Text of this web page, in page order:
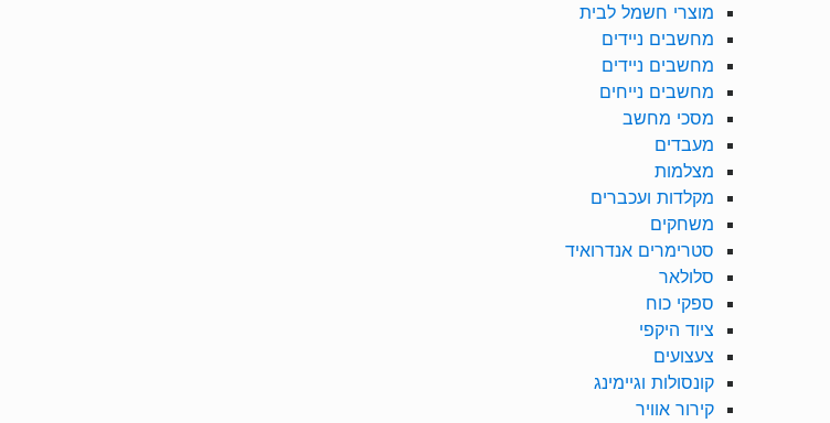
מוצרי חשמל לבית
מחשבים ניידים
מחשבים ניידים
מחשבים נייחים
מסכי מחשב
מעבדים
מצלמות
מקלדות ועכברים
משחקים
סטרימרים אנדרואיד
סלולאר
ספקי כוח
ציוד היקפי
צעצועים
קונסולות וגיימינג
קירור אוויר